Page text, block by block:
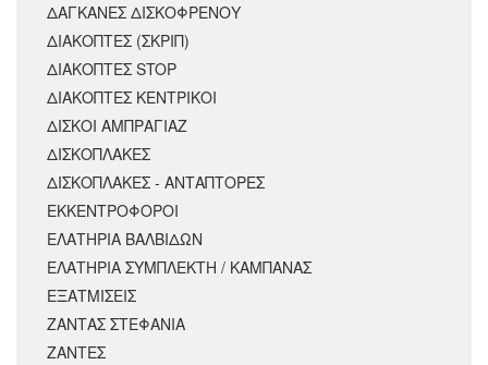
ΔΑΓΚΑΝΕΣ ΔΙΣΚΟΦΡΕΝΟΥ
ΔΙΑΚΟΠΤΕΣ (ΣΚΡΙΠ)
ΔΙΑΚΟΠΤΕΣ STOP
ΔΙΑΚΟΠΤΕΣ ΚΕΝΤΡΙΚΟΙ
ΔΙΣΚΟΙ ΑΜΠΡΑΓΙΑΖ
ΔΙΣΚΟΠΛΑΚΕΣ
ΔΙΣΚΟΠΛΑΚΕΣ - ΑΝΤΑΠΤΟΡΕΣ
ΕΚΚΕΝΤΡΟΦΟΡΟΙ
ΕΛΑΤΗΡΙΑ ΒΑΛΒΙΔΩΝ
ΕΛΑΤΗΡΙΑ ΣΥΜΠΛΕΚΤΗ / ΚΑΜΠΑΝΑΣ
ΕΞΑΤΜΙΣΕΙΣ
ΖΑΝΤΑΣ ΣΤΕΦΑΝΙΑ
ΖΑΝΤΕΣ